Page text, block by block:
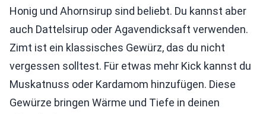
Honig und Ahornsirup sind beliebt. Du kannst aber
auch Dattelsirup oder Agavendicksaft verwenden.
Zimt ist ein klassisches Gewürz, das du nicht
vergessen solltest. Für etwas mehr Kick kannst du
Muskatnuss oder Kardamom hinzufügen. Diese
Gewürze bringen Wärme und Tiefe in deinen